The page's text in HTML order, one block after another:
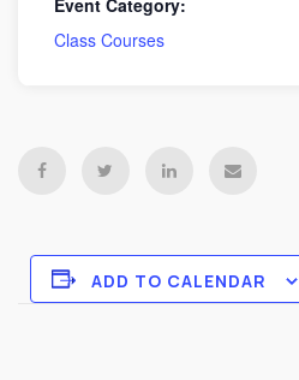
Class Courses
ADD TO CALENDAR